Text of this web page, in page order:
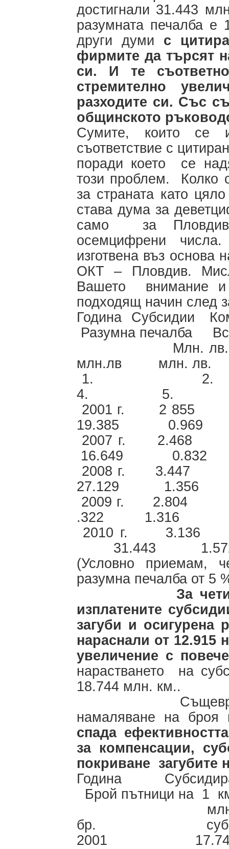
достигнали 31.443
разумната печалба
други думи с
фирмите да търсят
си. И те
стремително
разходите си. Със
общинското
Сумите, които се
съответствие с
поради което се
този проблем. Колко
за страната като
става дума за
само за Пловдив
осемцифрени
изготвена въз
ОКТ – Пловдив.
Вашето внимание и
подходящ начин след
Година Субсидии
Разумна печалба
Млн. лв.
млн.лв млн.
1.
4. 5. 6.
2001 г. 2
19.385
2007 г.
16.649
2008 г.
27.129
2009 г.
.322 1.316
2010 г.
31.443
(Условно приемам,
разумна печалба от 5
За
изплатените
загуби и осигурена
нараснали от 12.915
увеличение с
нарастването на
18.744 млн. км..
Същевременно
намаляване на броя
спада
за компенсации,
покриване загубите
Година
Брой пътници на 1
млн.
бр.
2001